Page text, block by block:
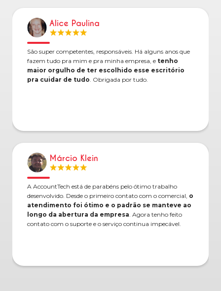
Alice Paulina
São super competentes, responsáveis. Há alguns anos que
fazem tudo pra mim e pra minha empresa, e tenho
maior orgulho de ter escolhido esse escritório
pra cuidar de tudo. Obrigada por tudo.
Márcio Klein
A AccountTech está de parabéns pelo ótimo trabalho
desenvolvido. Desde o primeiro contato com o comercial, o
atendimento foi ótimo e o padrão se manteve ao
longo da abertura da empresa. Agora tenho feito
contato com o suporte e o serviço continua impecável.